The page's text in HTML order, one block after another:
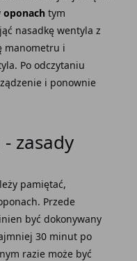
oponach tym
nasadkę wentyla z
manometru i
Po odczytaniu
i ponownie
zasady
pamiętać,
Przede
być dokonywany
30 minut po
razie może być